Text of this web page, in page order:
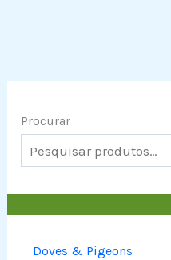
Procurar
Doves & Pigeons